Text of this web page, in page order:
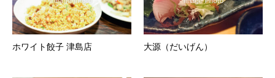
ホワイト餃子 津島店 大源（だいげん）